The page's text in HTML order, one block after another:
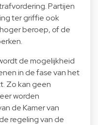
Partijen
ter griffie ook
beroep, of de
de mogelijkheid
in de fase van het
Zo kan geen
worden
de Kamer van
regeling van de